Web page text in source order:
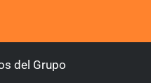
del Grupo